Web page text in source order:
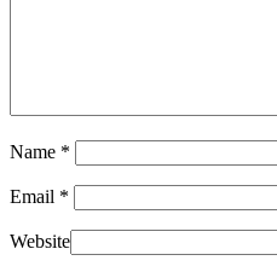
Name *
Email *
Website